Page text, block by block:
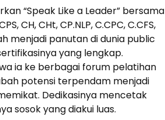
“Speak Like a Leader” bersama
CH, CHt, CP.NLP, C.CPC, C.CFS,
menjadi panutan di dunia public
yang lengkap.
ia ke berbagai forum pelatihan
potensi terpendam menjadi
Dedikasinya mencetak
sosok yang diakui luas.